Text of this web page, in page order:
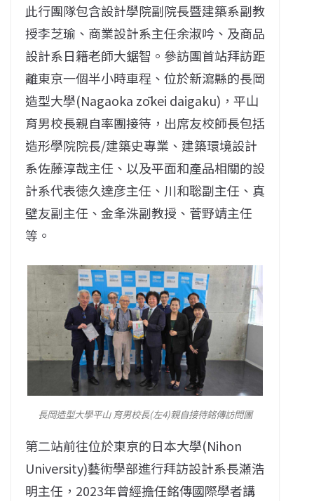
此行團隊包含設計學院副院長暨建築系副教
授李芝瑜、商業設計系主任余淑吟、及商品
設計系日籍老師大鋸智。參訪團首站拜訪距
離東京一個半小時車程、位於新瀉縣的長岡
造型大學(Nagaoka zōkei daigaku)，平山
育男校長親自率團接待，出席友校師長包括
造形學院院長/建築史專業、建築環境設計
系佐藤淳哉主任、以及平面和產品相關的設
計系代表徳久達彦主任、川和聡副主任、真
壁友副主任、金夆洙副教授、菅野靖主任
等。
長岡造型大學平山 育男校長(左4)親自接待銘傳訪問團
第二站前往位於東京的日本大學(Nihon
University)藝術學部進行拜訪設計系長瀬浩
明主任，2023年曾經擔任銘傳國際學者講